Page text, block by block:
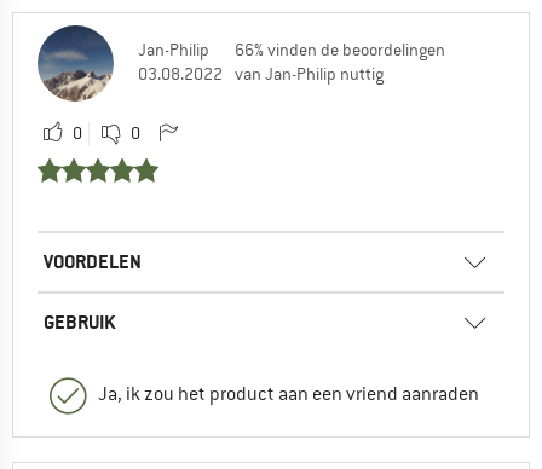
Jan-Philip
03.08.2022
66% vinden de beoordelingen
van Jan-Philip nuttig
0 0
VOORDELEN
GEBRUIK
Ja, ik zou het product aan een vriend aanraden